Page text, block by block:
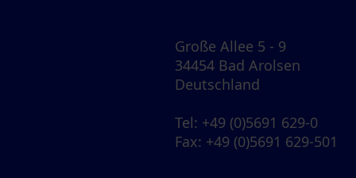
Große Allee 5 - 9
34454 Bad Arolsen
Deutschland
Tel: +49 (0)5691 629-0
Fax: +49 (0)5691 629-501